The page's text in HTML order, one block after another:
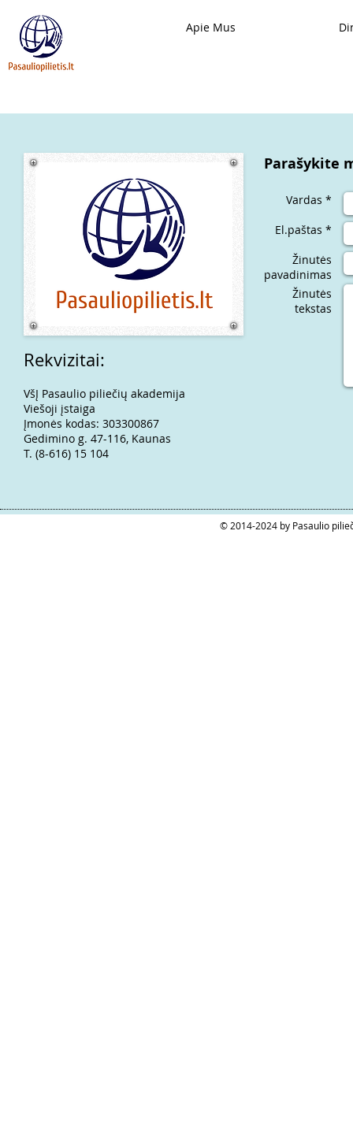
Apie Mus
Rekvizitai:
VšĮ Pasaulio piliečių akademija
Viešoji įstaiga
Įmonės kodas: 303300867
Gedimino g. 47-116, Kaunas
T. (8-616) 15 104
Parašykite
Vardas *
El.paštas *
Žinutės
pavadinimas
Žinutės
tekstas
© 2014-2024 by Pasaulio